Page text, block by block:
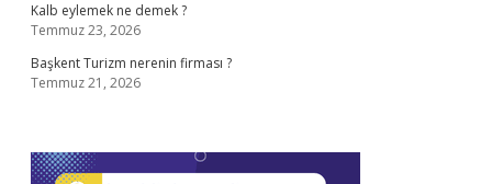
Kalb eylemek ne demek ?
Temmuz 23, 2026
Başkent Turizm nerenin firması ?
Temmuz 21, 2026